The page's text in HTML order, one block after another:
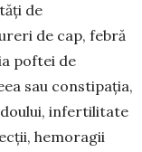
de
de cap, febră
poftei de
sau constipația,
infer­tilitate
hemoragii